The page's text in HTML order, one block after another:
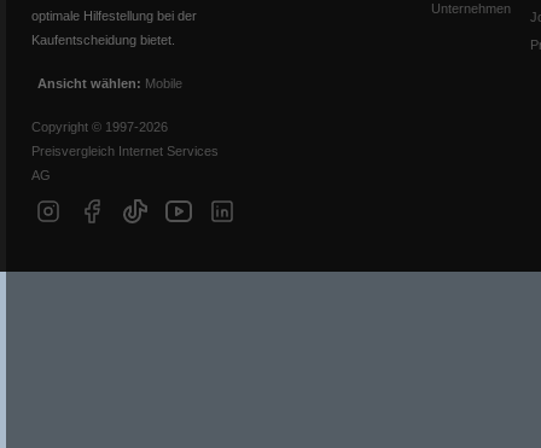
optimale Hilfestellung bei der
Kaufentscheidung bietet.
Ansicht wählen: Mobile
Copyright © 1997-2026
Preisvergleich Internet Services
AG
Unternehmen